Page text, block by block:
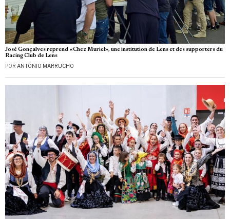
José Gonçalves reprend «Chez Muriel», une institution de Lens et des supporters du
Racing Club de Lens
POR ANTÓNIO MARRUCHO